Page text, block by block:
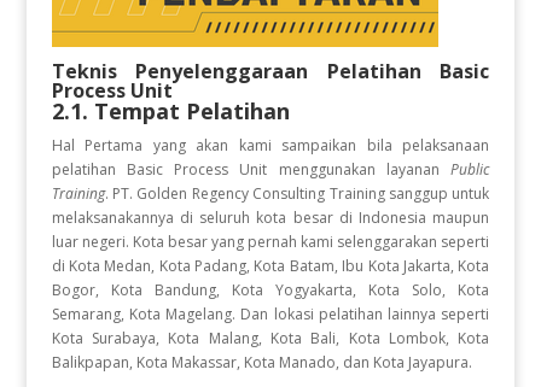
Teknis Penyelenggaraan Pelatihan Basic
Process Unit
2.1. Tempat Pelatihan
Hal Pertama yang akan kami sampaikan bila pelaksanaan
pelatihan Basic Process Unit menggunakan layananPublic
Training. PT. Golden Regency Consulting Training sanggup untuk
melaksanakannya di seluruh kota besar di Indonesia maupun
luar negeri. Kota besar yang pernah kami selenggarakan seperti
di Kota Medan, Kota Padang, Kota Batam, Ibu Kota Jakarta, Kota
Bogor, Kota Bandung, Kota Yogyakarta, Kota Solo, Kota
Semarang, Kota Magelang. Dan lokasi pelatihan lainnya seperti
Kota Surabaya, Kota Malang, Kota Bali, Kota Lombok, Kota
Balikpapan, Kota Makassar, Kota Manado, dan Kota Jayapura.